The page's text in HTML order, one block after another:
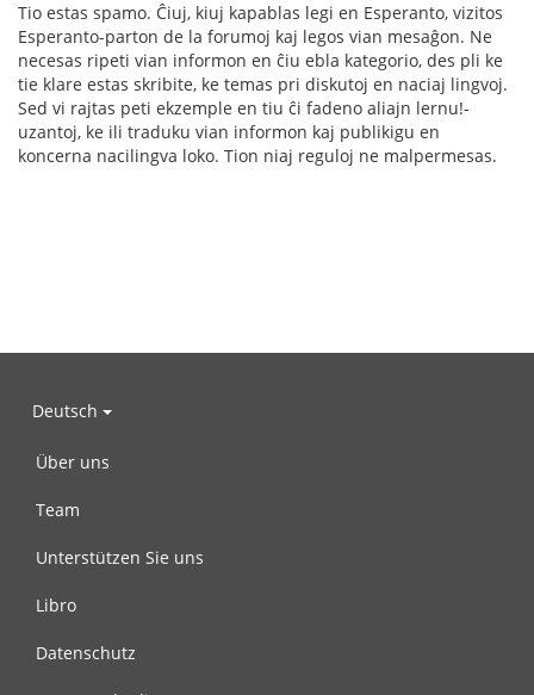
Tio estas spamo. Ĉiuj, kiuj kapablas legi en Esperanto, vizitos
Esperanto-parton de la forumoj kaj legos vian mesaĝon. Ne
necesas ripeti vian informon en ĉiu ebla kategorio, des pli ke
tie klare estas skribite, ke temas pri diskutoj en naciaj lingvoj.
Sed vi rajtas peti ekzemple en tiu ĉi fadeno aliajn lernu!-
uzantoj, ke ili traduku vian informon kaj publikigu en
koncerna nacilingva loko. Tion niaj reguloj ne malpermesas.
Deutsch
Über uns
Team
Unterstützen Sie uns
Libro
Datenschutz